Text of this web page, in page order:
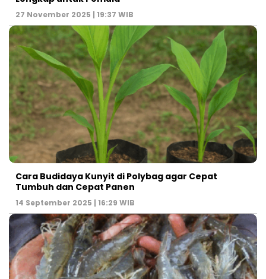
27 November 2025 | 19:37 WIB
Cara Budidaya Kunyit di Polybag agar Cepat
Tumbuh dan Cepat Panen
14 September 2025 | 16:29 WIB